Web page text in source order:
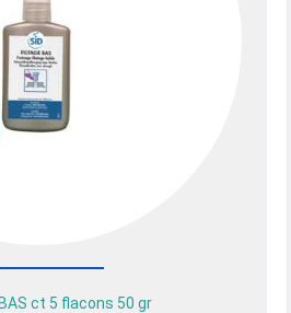
BAS ct 5 flacons 50 gr